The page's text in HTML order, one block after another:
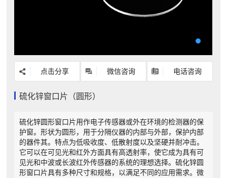
点击分享 微信咨询 电话咨询
硫化锌窗口片（圆形）
硫化锌圆形窗口片用作电子传感器或外在环境的检测器的保
护窗。形状为圆形，用于分隔仪器的内部与外部，保护内部
的器件其。特点为低吸收度、低散射度以及坚硬并耐冲击。
它可以在可见光和红外方面具有高透射率，使它成为具有可
见光和中波或长波红外传感器的系统的理想选择。硫化锌圆
形窗口片具有多种尺寸和规格，以满足不同的应用需求。微